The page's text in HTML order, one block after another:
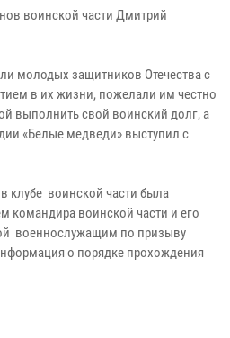
воинской части Дмитрий
молодых защитников Отечества с
в их жизни, пожелали им честно
выполнить свой воинский долг, а
«Белые медведи» выступил с
клубе воинской части была
командира воинской части и его
военнослужащим по призыву
о порядке прохождения